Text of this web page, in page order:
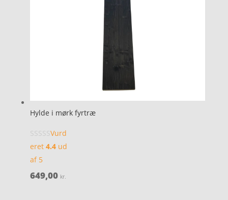
Hylde i mørk fyrtræ
Vurd
eret 4.4ud
af 5
649,00 kr.